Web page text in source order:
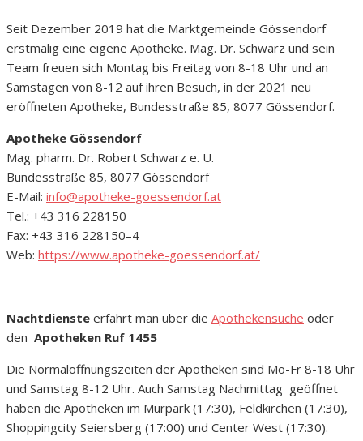
Seit Dezember 2019 hat die Marktgemeinde Gössendorf
erstmalig eine eigene Apotheke. Mag. Dr. Schwarz und sein
Team freuen sich Montag bis Freitag von 8-18 Uhr und an
Samstagen von 8-12 auf ihren Besuch, in der 2021 neu
eröffneten Apotheke, Bundesstraße 85, 8077 Gössendorf.
Apotheke Gössendorf
Mag. pharm. Dr. Robert Schwarz e. U.
Bundesstraße 85, 8077 Gössendorf
E-Mail: info@apotheke-goessendorf.at
Tel.: +43 316 228150
Fax: +43 316 228150–4
Web: https://www.apotheke-goessendorf.at/
Nachtdienste erfährt man über die Apothekensuche oder
den Apotheken Ruf 1455
Die Normalöffnungszeiten der Apotheken sind Mo-Fr 8-18 Uhr
und Samstag 8-12 Uhr. Auch Samstag Nachmittag geöffnet
haben die Apotheken im Murpark (17:30), Feldkirchen (17:30),
Shoppingcity Seiersberg (17:00) und Center West (17:30).